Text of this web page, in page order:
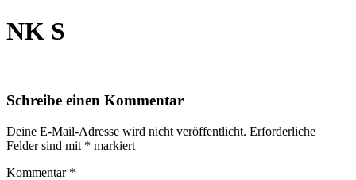
NK S
Schreibe einen Kommentar
Deine E-Mail-Adresse wird nicht veröffentlicht. Erforderliche
Felder sind mit * markiert
Kommentar *